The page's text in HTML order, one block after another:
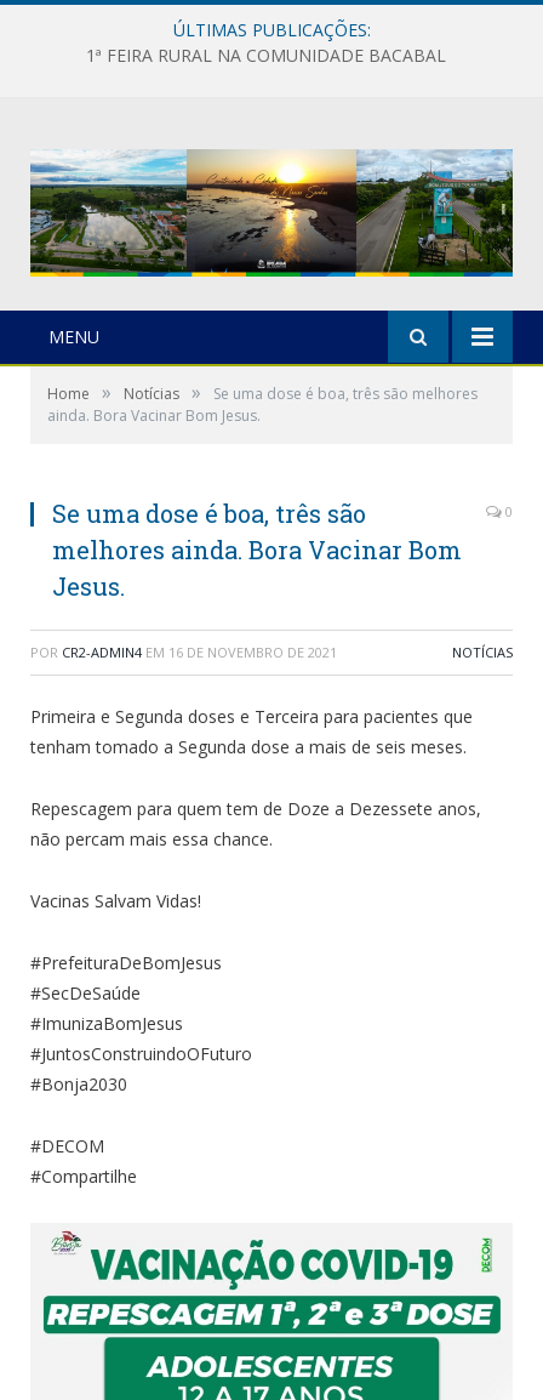
ÚLTIMAS PUBLICAÇÕES:
1ª FEIRA RURAL NA COMUNIDADE BACABAL
MENU
Home » Notícias »
Se uma dose é boa, três são melhores
ainda. Bora Vacinar Bom Jesus.
Se uma dose é boa, três são
melhores ainda. Bora Vacinar Bom
Jesus.
0
POR CR2-ADMIN4 EM 16 DE NOVEMBRO DE 2021 NOTÍCIAS
Primeira e Segunda doses e Terceira para pacientes que
tenham tomado a Segunda dose a mais de seis meses.
Repescagem para quem tem de Doze a Dezessete anos,
não percam mais essa chance.
Vacinas Salvam Vidas!
#PrefeituraDeBomJesus
#SecDeSaúde
#ImunizaBomJesus
#JuntosConstruindoOFuturo
#Bonja2030
#DECOM
#Compartilhe